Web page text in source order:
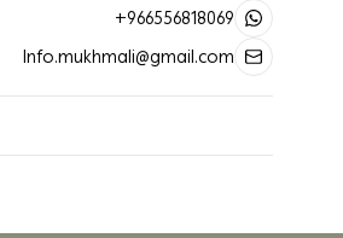
+966556818069
Info.mukhmali@gmail.com